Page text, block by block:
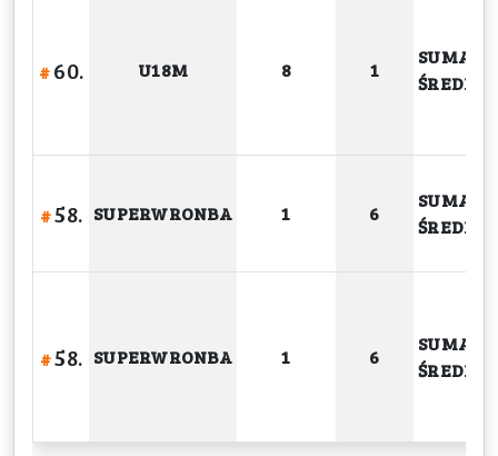
#60. U18M 8 1
SUMA
ŚREDNIA
#58. SUPERWRONBA 1 6
SUMA
ŚREDNIA
#58. SUPERWRONBA 1 6
SUMA
ŚREDNIA